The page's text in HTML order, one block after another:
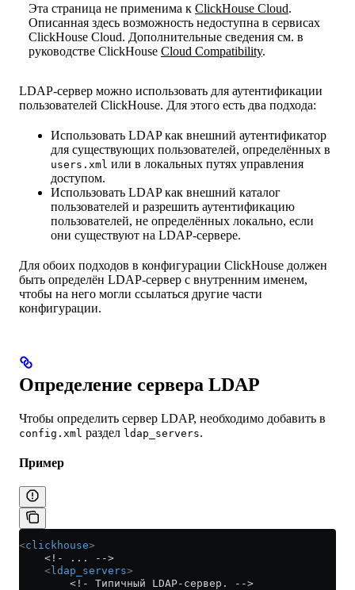
Эта страница не применима к ClickHouse Cloud.
Описанная здесь возможность недоступна в сервисах
ClickHouse Cloud. Дополнительные сведения см. в
руководстве ClickHouse Cloud Compatibility.
LDAP-сервер можно использовать для аутентификации
пользователей ClickHouse. Для этого есть два подхода:
Использовать LDAP как внешний аутентификатор
для существующих пользователей, определённых в
users.xml или в локальных путях управления
доступом.
Использовать LDAP как внешний каталог
пользователей и разрешить аутентификацию
пользователей, не определённых локально, если
они существуют на LDAP-сервере.
Для обоих подходов в конфигурации ClickHouse должен
быть определён LDAP-сервер с внутренним именем,
чтобы на него могли ссылаться другие части
конфигурации.
Определение сервера LDAP
Чтобы определить сервер LDAP, необходимо добавить в
config.xml раздел ldap_servers.
Пример
<clickhouse>
    <!- ... -->
    <
ldap_servers>
        <!- Типичный LDAP-сервер. -->